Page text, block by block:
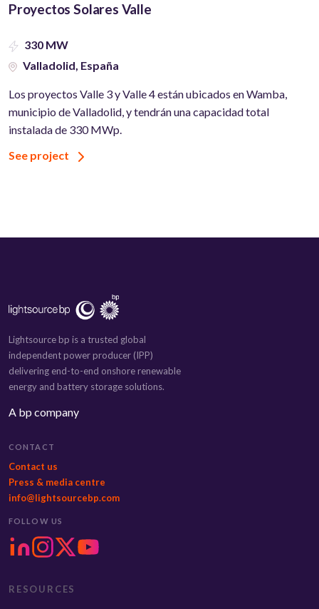
Proyectos Solares Valle
330 MW
Valladolid, España
Los proyectos Valle 3 y Valle 4 están ubicados en Wamba,
municipio de Valladolid, y tendrán una capacidad total
instalada de 330 MWp.
See project
Lightsource bp is a trusted global
independent power producer (IPP)
delivering end-to-end onshore renewable
energy and battery storage solutions.
A bp company
CONTACT
Contact us
Press & media centre
info@lightsourcebp.com
FOLLOW US
RESOURCES